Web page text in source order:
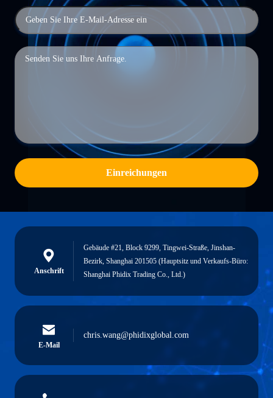
Einreichungen
Anschrift
Gebäude #21, Block 9299, Tingwei-Straße, Jinshan-
Bezirk, Shanghai 201505 (Hauptsitz und Verkaufs-Büro:
Shanghai Phidix Trading Co., Ltd.)
E-Mail
chris.wang@phidixglobal.com